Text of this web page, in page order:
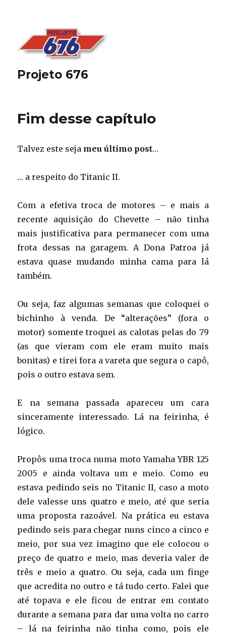
Projeto 676
Fim desse capítulo
Talvez este seja meu último post…
… a respeito do Titanic II.
Com a efetiva troca de motores – e mais a
recente aquisição do Chevette – não tinha
mais justificativa para permanecer com uma
frota dessas na garagem. A Dona Patroa já
estava quase mudando minha cama para lá
também.
Ou seja, faz algumas semanas que coloquei o
bichinho à venda. De “alterações” (fora o
motor) somente troquei as calotas pelas do 79
(as que vieram com ele eram muito mais
bonitas) e tirei fora a vareta que segura o capô,
pois o outro estava sem.
E na semana passada apareceu um cara
sinceramente interessado. Lá na feirinha, é
lógico.
Propôs uma troca numa moto Yamaha YBR 125
2005 e ainda voltava um e meio. Como eu
estava pedindo seis no Titanic II, caso a moto
dele valesse uns quatro e meio, até que seria
uma proposta razoável. Na prática eu estava
pedindo seis para chegar nuns cinco a cinco e
meio, por sua vez imagino que ele colocou o
preço de quatro e meio, mas deveria valer de
três e meio a quatro. Ou seja, cada um finge
que acredita no outro e tá tudo certo. Falei que
até topava e ele ficou de entrar em contato
durante a semana para dar uma volta no carro
– lá na feirinha não tinha como, pois ele